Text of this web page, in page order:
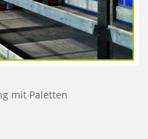
mit Paletten